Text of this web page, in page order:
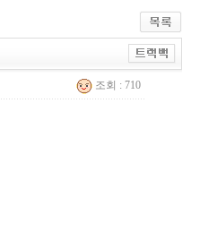
조회 : 710